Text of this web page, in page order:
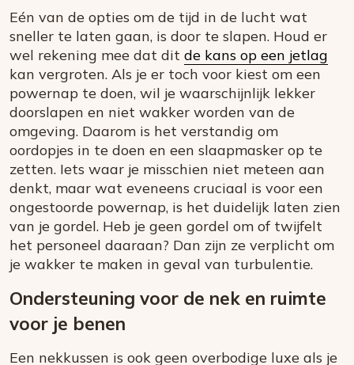
Eén van de opties om de tijd in de lucht wat
sneller te laten gaan, is door te slapen. Houd er
wel rekening mee dat dit de kans op een jetlag
kan vergroten. Als je er toch voor kiest om een
powernap te doen, wil je waarschijnlijk lekker
doorslapen en niet wakker worden van de
omgeving. Daarom is het verstandig om
oordopjes in te doen en een slaapmasker op te
zetten. Iets waar je misschien niet meteen aan
denkt, maar wat eveneens cruciaal is voor een
ongestoorde powernap, is het duidelijk laten zien
van je gordel. Heb je geen gordel om of twijfelt
het personeel daaraan? Dan zijn ze verplicht om
je wakker te maken in geval van turbulentie.
Ondersteuning voor de nek en ruimte
voor je benen
Een nekkussen is ook geen overbodige luxe als je